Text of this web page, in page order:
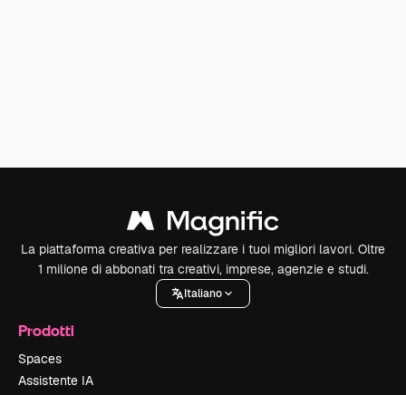
La piattaforma creativa per realizzare i tuoi migliori lavori. Oltre
1 milione di abbonati tra creativi, imprese, agenzie e studi.
Italiano
Prodotti
Spaces
Assistente IA